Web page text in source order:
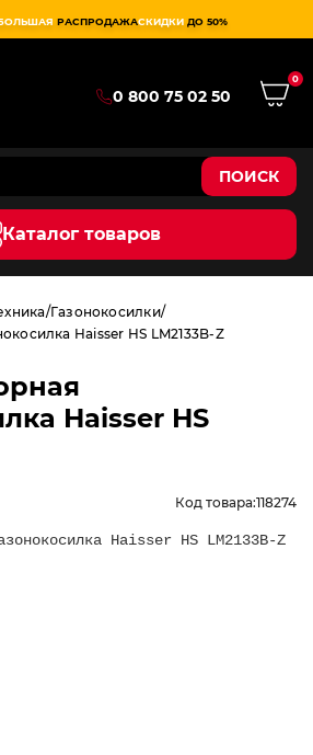
РАСПРОДАЖАСКИДКИ ДО 50%
0 800 75 02 50
0
ПОИСК
Каталог товаров
Газонокосилки
Haisser HS LM2133B-Z
Haisser HS
Код товара:118274